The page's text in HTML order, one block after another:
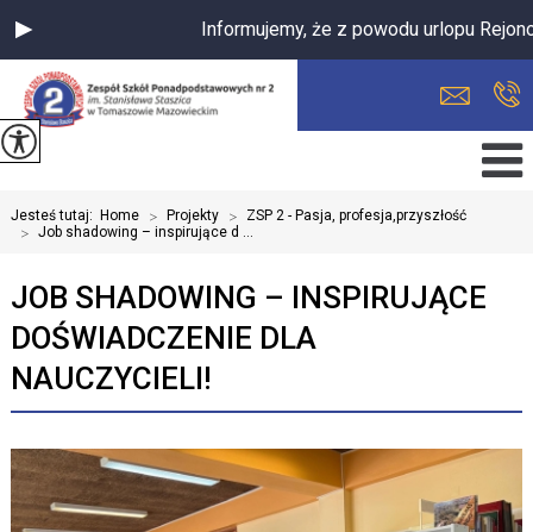
Informujemy, że z powodu urlopu
Jesteś tutaj: Home > Projekty > ZSP 2 - Pasja, profesja,przyszłość
> Job shadowing – inspirujące d ...
JOB SHADOWING – INSPIRUJĄCE
DOŚWIADCZENIE DLA
NAUCZYCIELI!